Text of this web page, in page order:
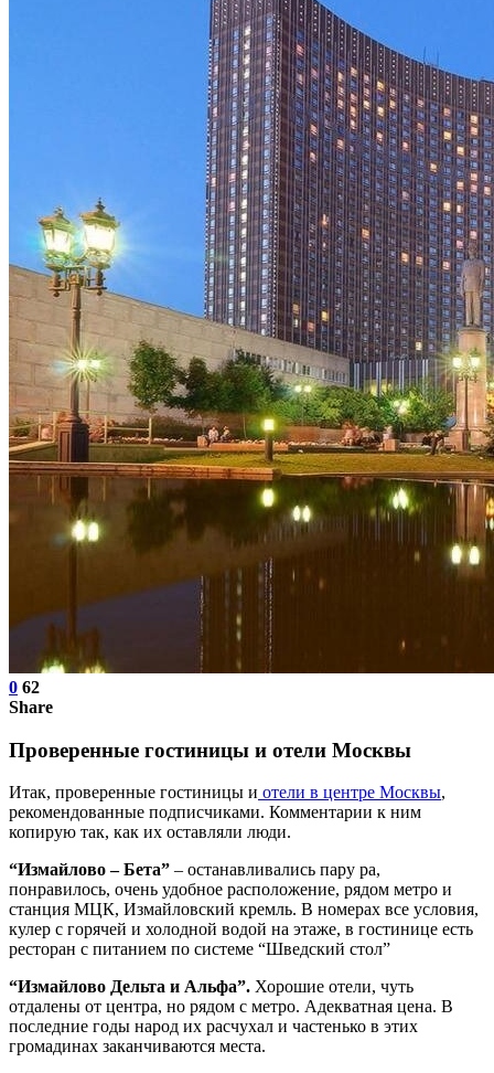
0 62
Share
Проверенные гостиницы и отели Москвы
Итак, проверенные гостиницы и отели в центре Москвы,
рекомендованные подписчиками. Комментарии к ним
копирую так, как их оставляли люди.
“Измайлово – Бета” – останавливались пару ра,
понравилось, очень удобное расположение, рядом метро и
станция МЦК, Измайловский кремль. В номерах все условия,
кулер с горячей и холодной водой на этаже, в гостинице есть
ресторан с питанием по системе “Шведский стол”
“Измайлово Дельта и Альфа”. Хорошие отели, чуть
отдалены от центра, но рядом с метро. Адекватная цена. В
последние годы народ их расчухал и частенько в этих
громадинах заканчиваются места.